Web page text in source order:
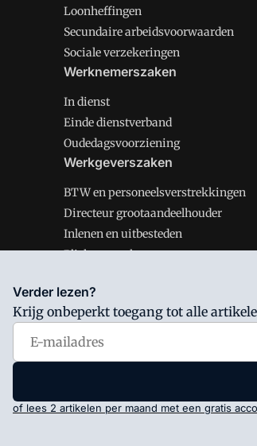
Loonheffingen
Secundaire arbeidsvoorwaarden
Sociale verzekeringen
Werknemerszaken
In dienst
Einde dienstverband
Oudedagsvoorziening
Werkgeverszaken
BTW en personeelsverstrekkingen
Directeur grootaandeelhouder
Inlenen en uitbesteden
Plichten werkgever
Salarisnet is onderdeel van VMN
Voorwaarden
Verder lezen?
Krijg onbeperkt toegang tot alle
of lees 2 artikelen per maand met een gratis